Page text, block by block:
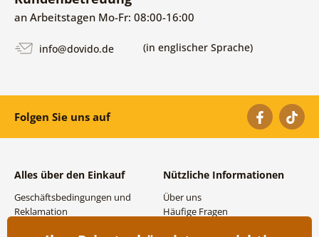
an Arbeitstagen Mo-Fr: 08:00-16:00
info@dovido.de (in englischer Sprache)
Folgen Sie uns auf
Alles über den Einkauf
Geschäftsbedingungen und
Reklamation
Nützliche Informationen
Über uns
Häufige Fragen